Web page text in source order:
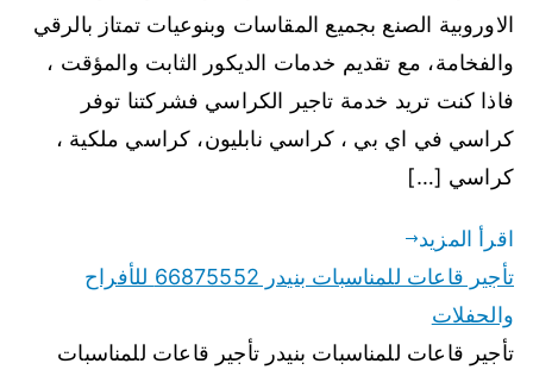
الاوروبية الصنع بجميع المقاسات وبنوعيات تمتاز بالرقي
والفخامة، مع تقديم خدمات الديكور الثابت والمؤقت ،
فاذا كنت تريد خدمة تاجير الكراسي فشركتنا توفر
كراسي في اي بي ، كراسي نابليون، كراسي ملكية ،
كراسي […]
اقرأ المزيد
تأجير قاعات للمناسبات بنيدر 66875552 للأفراح
والحفلات
تأجير قاعات للمناسبات بنيدر تأجير قاعات للمناسبات